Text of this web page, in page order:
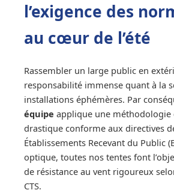
l’exigence des
au cœur de l’été
Rassembler un large public en
responsabilité immense quant à la
installations éphémères. Par
équipe applique une méthodologie
drastique conforme aux directives
Établissements Recevant du Public
optique, toutes nos tentes font
de résistance au vent rigoureux
CTS.